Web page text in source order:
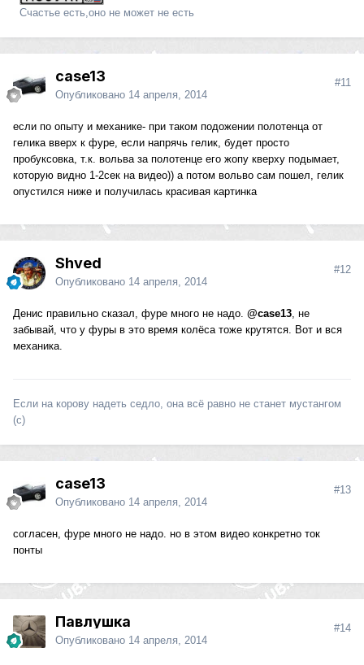
Счастье есть,оно не может не есть
case13
Опубликовано 14 апреля, 2014
#11
если по опыту и механике- при таком подожении полотенца от
гелика вверх к фуре, если напрячь гелик, будет просто
пробуксовка, т.к. вольва за полотенце его жопу кверху подымает,
которую видно 1-2сек на видео)) а потом вольво сам пошел, гелик
опустился ниже и получилась красивая картинка
Shved
Опубликовано 14 апреля, 2014
#12
Денис правильно сказал, фуре много не надо. @case13, не
забывай, что у фуры в это время колёса тоже крутятся. Вот и вся
механика.
Если на корову надеть седло, она всё равно не станет мустангом
(с)
case13
Опубликовано 14 апреля, 2014
#13
согласен, фуре много не надо. но в этом видео конкретно ток
понты
Павлушка
Опубликовано 14 апреля, 2014
#14